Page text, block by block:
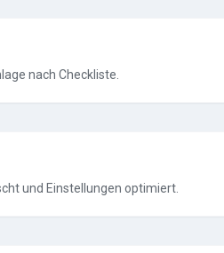
nach Checkliste.
und Einstellungen optimiert.